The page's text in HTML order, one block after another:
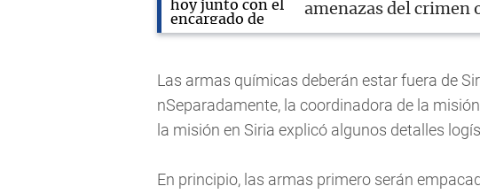
amenazas del crimen
Las armas químicas deberán estar fuera de
nSeparadamente, la coordinadora de la
la misión en Siria explicó algunos detalles
En principio, las armas primero serán